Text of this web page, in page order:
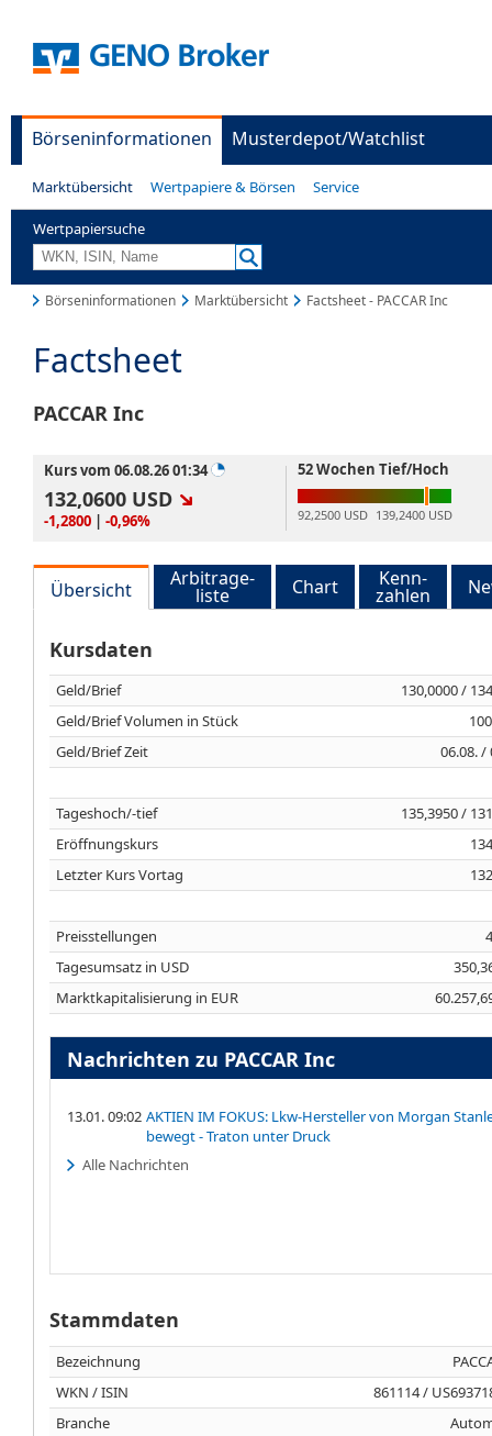
Börseninformationen Musterdepot/Watchlist
Marktübersicht Wertpapiere & Börsen Service
Wertpapiersuche
Börseninformationen Marktübersicht Factsheet - PACCAR Inc
Factsheet
PACCAR Inc
Kurs vom 06.08.26 01:34
132,0600 USD
-1,2800 | -0,96%
52 Wochen Tief/Hoch
92,2500 USD 139,2400 USD
Übersicht Arbitrage-
liste Chart Kenn-
zahlen
Kursdaten
Geld/Brief
130,0000 /
Geld/Brief Volumen in Stück
Geld/Brief Zeit
06.08. /
Tageshoch/-tief
135,3950 /
Eröffnungskurs
Letzter Kurs Vortag
Preisstellungen
Tagesumsatz in USD
Marktkapitalisierung in EUR
Nachrichten zu PACCAR Inc
13.01. 09:02 AKTIEN IM FOKUS: Lkw-Hersteller von Morgan
bewegt - Traton unter Druck
Alle Nachrichten
Stammdaten
Bezeichnung
WKN / ISIN
861114 /
Branche